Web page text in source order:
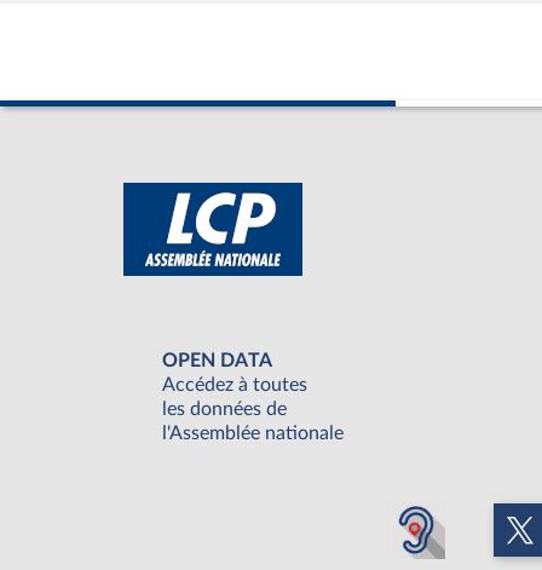
OPEN DATA
Accédez à toutes
les données de
l'Assemblée nationale